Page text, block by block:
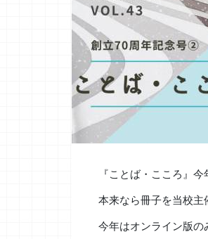
『ことば・こころ』
本来なら冊子を当校主
今年はオンライン版の